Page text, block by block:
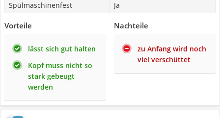
Spülmaschinenfest
Ja
Vorteile
lässt sich gut halten
Kopf muss nicht so
stark gebeugt
werden
Nachteile
zu Anfang wird noch
viel verschüttet